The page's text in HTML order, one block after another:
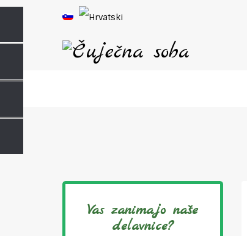
Vas zanimajo naše
delavnice?